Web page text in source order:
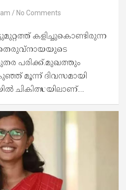
No Comments
കളിച്ചുകൊണ്ടിരുന്ന
പരിക്ക്.മുഖത്തും
മൂന്ന് ദിവസമായി
ചികിത്സയിലാണ്.…